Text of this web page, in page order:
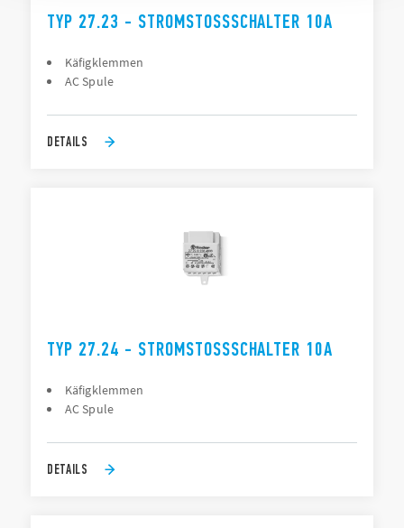
TYP 27.23 - STROMSTOSSSCHALTER 10A
Käfigklemmen
AC Spule
DETAILS
TYP 27.24 - STROMSTOSSSCHALTER 10A
Käfigklemmen
AC Spule
DETAILS